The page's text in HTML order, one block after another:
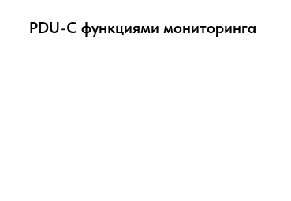
PDU-С функциями мониторинга